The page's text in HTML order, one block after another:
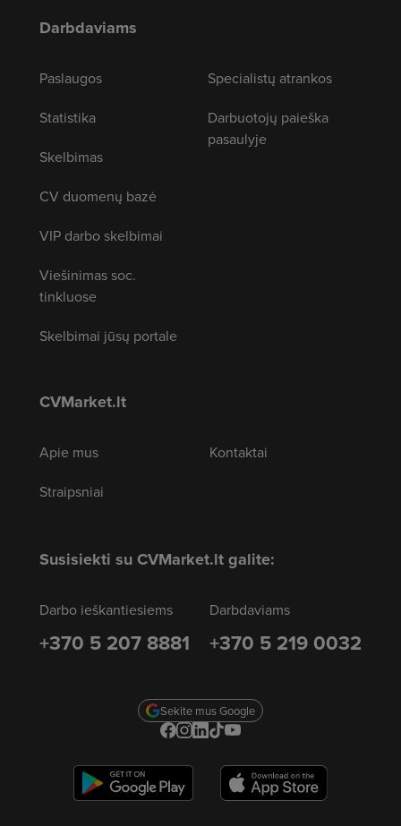
Darbdaviams
Paslaugos
Statistika
Skelbimas
CV duomenų bazė
VIP darbo skelbimai
Viešinimas soc.
tinkluose
Skelbimai jūsų portale
Specialistų atrankos
Darbuotojų paieška
pasaulyje
CVMarket.lt
Apie mus
Straipsniai
Kontaktai
Susisiekti su CVMarket.lt galite:
Darbo ieškantiesiems
+370 5 207 8881
Darbdaviams
+370 5 219 0032
Sekite mus Google